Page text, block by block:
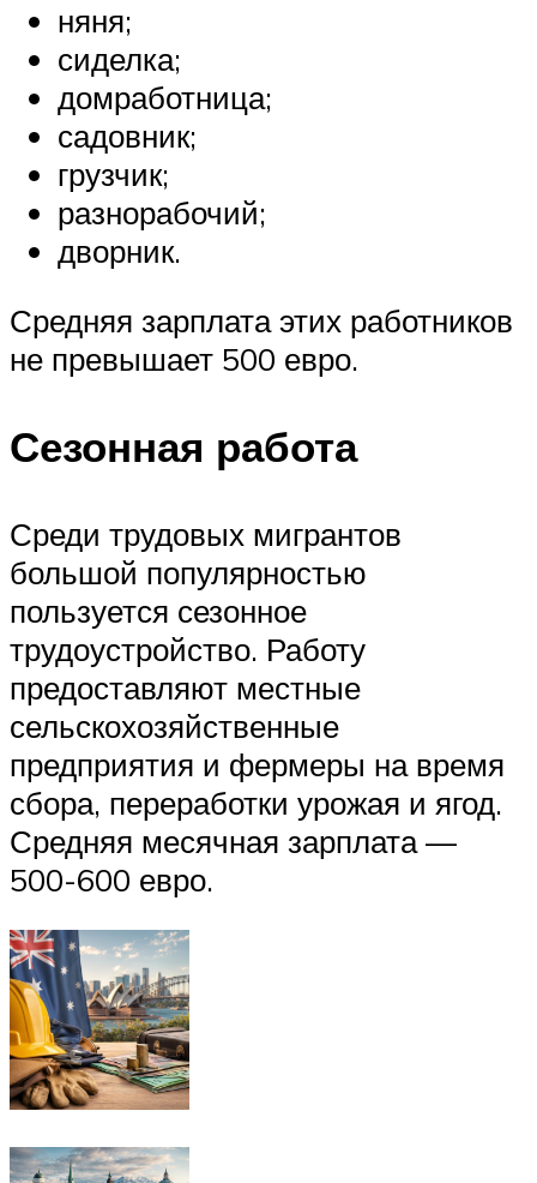
няня;
сиделка;
домработница;
садовник;
грузчик;
разнорабочий;
дворник.
Средняя зарплата этих работников
не превышает 500 евро.
Сезонная работа
Среди трудовых мигрантов
большой популярностью
пользуется сезонное
трудоустройство. Работу
предоставляют местные
сельскохозяйственные
предприятия и фермеры на время
сбора, переработки урожая и ягод.
Средняя месячная зарплата —
500-600 евро.